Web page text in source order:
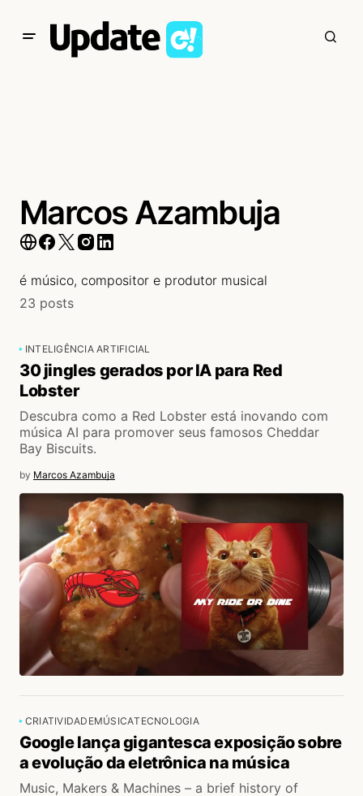
Marcos Azambuja
é músico, compositor e produtor musical
23 posts
INTELIGÊNCIA ARTIFICIAL
30 jingles gerados por IA para Red
Lobster
Descubra como a Red Lobster está inovando com
música AI para promover seus famosos Cheddar
Bay Biscuits.
by Marcos Azambuja
CRIATIVIDADEMÚSICATECNOLOGIA
Google lança gigantesca exposição sobre
a evolução da eletrônica na música
Music, Makers & Machines – a brief history of